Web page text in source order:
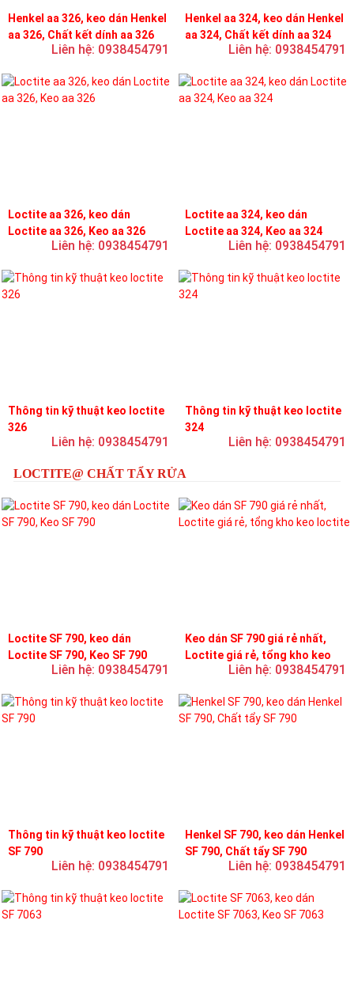
Henkel aa 326, keo dán Henkel
aa 326, Chất kết dính aa 326
Liên hệ: 0938454791
Henkel aa 324, keo dán Henkel
aa 324, Chất kết dính aa 324
Liên hệ: 0938454791
Loctite aa 326, keo dán
Loctite aa 326, Keo aa 326
Liên hệ: 0938454791
Loctite aa 324, keo dán
Loctite aa 324, Keo aa 324
Liên hệ: 0938454791
Thông tin kỹ thuật keo loctite
326
Liên hệ: 0938454791
Thông tin kỹ thuật keo loctite
324
Liên hệ: 0938454791
LOCTITE@ CHẤT TẨY RỬA
Loctite SF 790, keo dán
Loctite SF 790, Keo SF 790
Liên hệ: 0938454791
Keo dán SF 790 giá rẻ nhất,
Loctite giá rẻ, tổng kho keo
Liên hệ: 0938454791
Thông tin kỹ thuật keo loctite
SF 790
Liên hệ: 0938454791
Henkel SF 790, keo dán Henkel
SF 790, Chất tẩy SF 790
Liên hệ: 0938454791